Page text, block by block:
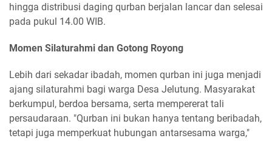
hingga distribusi daging qurban berjalan lancar dan selesai
pada pukul 14.00 WIB.
Momen Silaturahmi dan Gotong Royong
Lebih dari sekadar ibadah, momen qurban ini juga menjadi
ajang silaturahmi bagi warga Desa Jelutung. Masyarakat
berkumpul, berdoa bersama, serta mempererat tali
persaudaraan. "Qurban ini bukan hanya tentang beribadah,
tetapi juga memperkuat hubungan antarsesama warga,"